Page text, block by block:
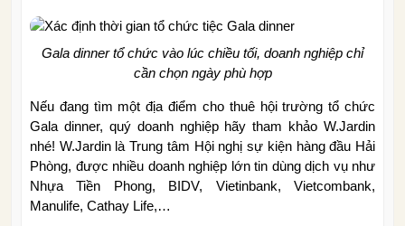
Gala dinner tổ chức vào lúc chiều tối, doanh nghiệp chỉ
cần chọn ngày phù hợp
Nếu đang tìm một địa điểm cho thuê hội trường tổ chức
Gala dinner, quý doanh nghiệp hãy tham khảo W.Jardin
nhé! W.Jardin là Trung tâm Hội nghị sự kiện hàng đầu Hải
Phòng, được nhiều doanh nghiệp lớn tin dùng dịch vụ như
Nhựa Tiền Phong, BIDV, Vietinbank, Vietcombank,
Manulife, Cathay Life,…